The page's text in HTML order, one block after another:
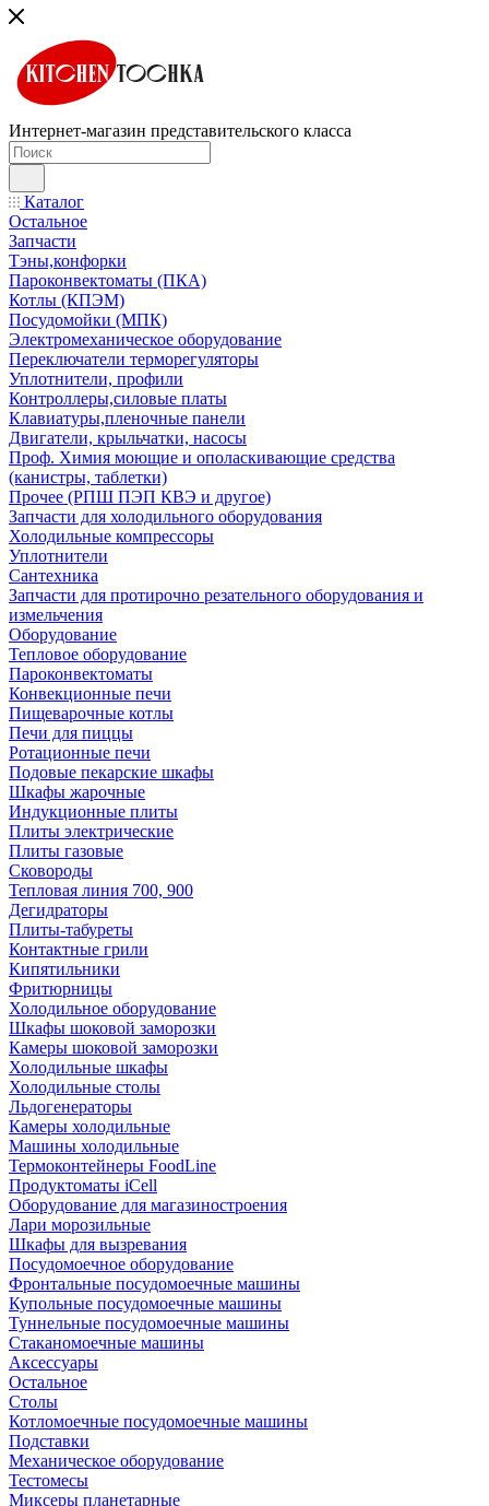
Интернет-магазин представительского класса
Каталог
Остальное
Запчасти
Тэны,конфорки
Пароконвектоматы (ПКА)
Котлы (КПЭМ)
Посудомойки (МПК)
Электромеханическое оборудование
Переключатели терморегуляторы
Уплотнители, профили
Контроллеры,силовые платы
Клавиатуры,пленочные панели
Двигатели, крыльчатки, насосы
Проф. Химия моющие и ополаскивающие средства
(канистры, таблетки)
Прочее (РПШ ПЭП КВЭ и другое)
Запчасти для холодильного оборудования
Холодильные компрессоры
Уплотнители
Сантехника
Запчасти для протирочно резательного оборудования и
измельчения
Оборудование
Тепловое оборудование
Пароконвектоматы
Конвекционные печи
Пищеварочные котлы
Печи для пиццы
Ротационные печи
Подовые пекарские шкафы
Шкафы жарочные
Индукционные плиты
Плиты электрические
Плиты газовые
Сковороды
Тепловая линия 700, 900
Дегидраторы
Плиты-табуреты
Контактные грили
Кипятильники
Фритюрницы
Холодильное оборудование
Шкафы шоковой заморозки
Камеры шоковой заморозки
Холодильные шкафы
Холодильные столы
Льдогенераторы
Камеры холодильные
Машины холодильные
Термоконтейнеры FoodLine
Продуктоматы iCell
Оборудование для магазиностроения
Лари морозильные
Шкафы для вызревания
Посудомоечное оборудование
Фронтальные посудомоечные машины
Купольные посудомоечные машины
Туннельные посудомоечные машины
Стаканомоечные машины
Аксессуары
Остальное
Столы
Котломоечные посудомоечные машины
Подставки
Механическое оборудование
Тестомесы
Миксеры планетарные